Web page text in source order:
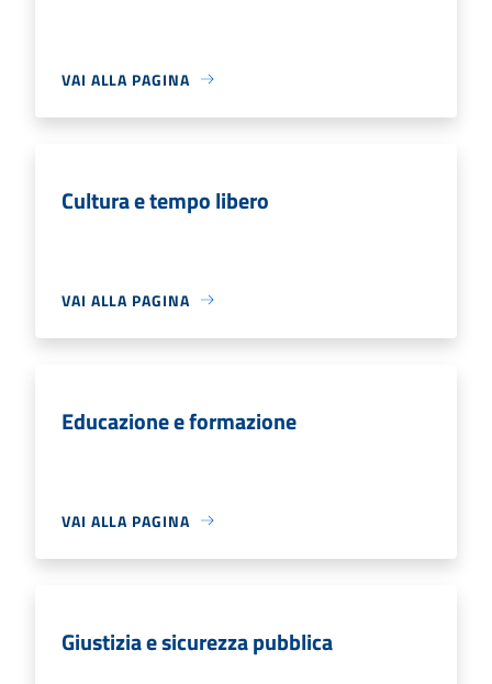
VAI ALLA PAGINA
Cultura e tempo libero
VAI ALLA PAGINA
Educazione e formazione
VAI ALLA PAGINA
Giustizia e sicurezza pubblica